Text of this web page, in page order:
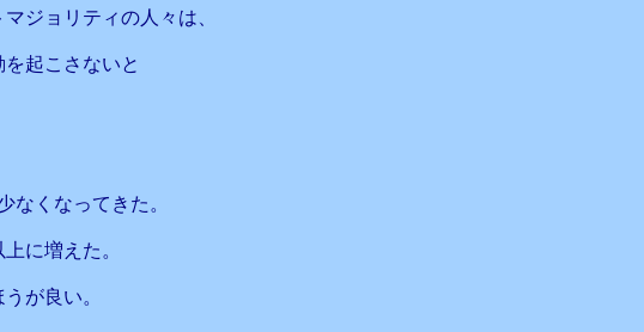
ジョリティの人々は、
起こさないと
なくなってきた。
に増えた。
が良い。